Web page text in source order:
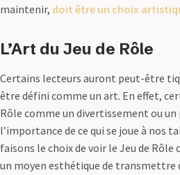
maintenir, doit être un choix
L’Art du Jeu de Rôle
Certains lecteurs auront peut-être
être défini comme un art. En effet,
Rôle comme un divertissement ou
l’importance de ce qui se joue à nos
faisons le choix de voir le Jeu de Rôle
un moyen esthétique de transmettre